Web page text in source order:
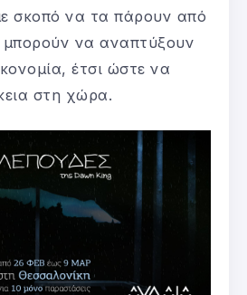
σκοπό να τα πάρουν από
να αναπτύξουν
έτσι ώστε να
στη χώρα.